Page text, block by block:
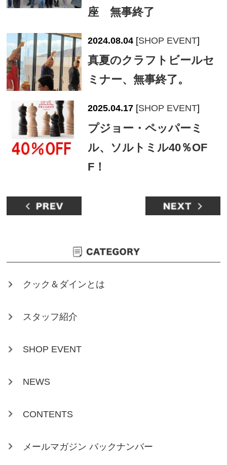
座 無事終了
2024.08.04 [SHOP EVENT]
真夏のクラフトビールセ
ミナー、無事終了。
2025.04.17 [SHOP EVENT]
プジョー・ペッパーミ
ル、ソルトミル40％OF
F！
クック＆ダインとは
スタッフ紹介
SHOP EVENT
NEWS
CONTENTS
メールマガジン バックナンバー